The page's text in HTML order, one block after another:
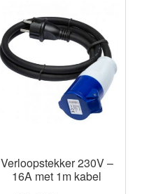
Verloopstekker 230V –
16A met 1m kabel